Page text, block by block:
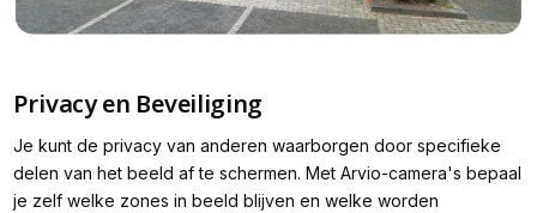
Privacy en Beveiliging
Je kunt de privacy van anderen waarborgen door specifieke
delen van het beeld af te schermen. Met Arvio-camera's bepaal
je zelf welke zones in beeld blijven en welke worden